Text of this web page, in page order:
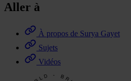
Aller à
À propos de Surya Gayet
Sujets
Vidéos